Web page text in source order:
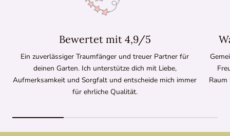
Bewertet mit 4,9/5
Ein zuverlässiger Traumfänger und treuer Partner für
deinen Garten. Ich unterstütze dich mit Liebe,
Aufmerksamkeit und Sorgfalt und entscheide mich immer
für ehrliche Qualität.